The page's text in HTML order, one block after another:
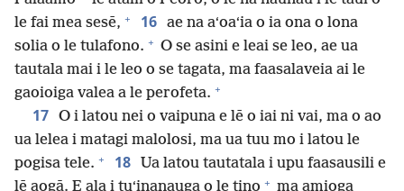
le fai mea sesē, + 16 ae na aʻoaʻia o ia ona o lona
solia o le tulafono. + O se asini e leai se leo, ae ua
tautala mai i le leo o se tagata, ma faasalaveia ai le
gaoioiga valea a le perofeta. +
17 O i latou nei o vaipuna e lē o iai ni vai, ma o ao
ua lelea i matagi malolosi, ma ua tuu mo i latou le
pogisa tele. + 18
Ua latou tautatala i upu faasausili e
lē aogā. E ala i tuʻinanauga o le tino + ma amioga